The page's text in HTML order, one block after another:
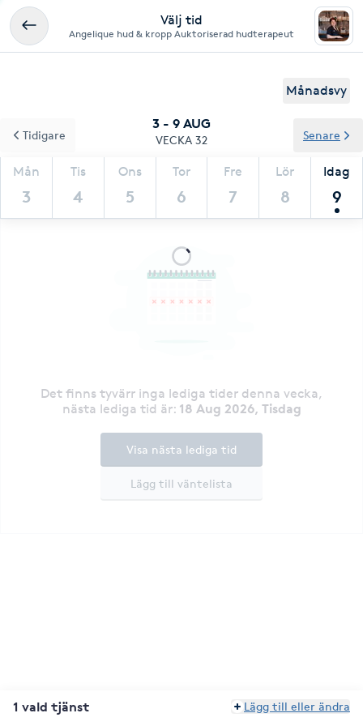
Välj tid
Angelique hud & kropp Auktoriserad hudterapeut
Månadsvy
3 - 9 AUG
VECKA 32
Mån
3
Tis
4
Ons
5
Tor
6
Fre
7
Lör
8
Idag
9
Tidigare Senare
Det finns tyvärr inga lediga tider denna vecka,
nästa lediga tid är: 18 Aug 2026, Tisdag
Lägg till väntelista
Visa nästa lediga tid
1 vald tjänst Lägg till eller ändra